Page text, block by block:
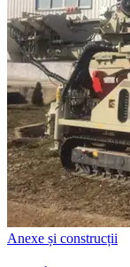
Anexe și construcții